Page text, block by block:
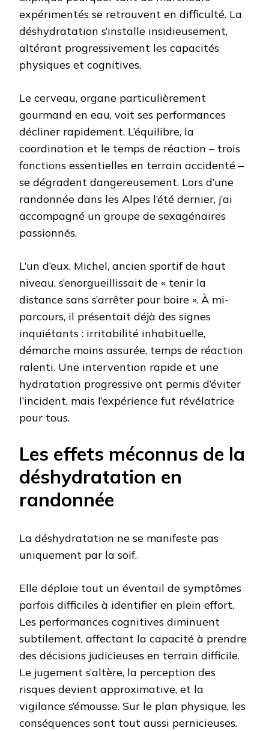
expérimentés se retrouvent en difficulté. La
déshydratation s’installe insidieusement,
altérant progressivement les capacités
physiques et cognitives.
Le cerveau, organe particulièrement
gourmand en eau, voit ses performances
décliner rapidement. L’équilibre, la
coordination et le temps de réaction – trois
fonctions essentielles en terrain accidenté –
se dégradent dangereusement. Lors d’une
randonnée dans les Alpes l’été dernier, j’ai
accompagné un groupe de sexagénaires
passionnés.
L’un d’eux, Michel, ancien sportif de haut
niveau, s’enorgueillissait de « tenir la
distance sans s’arrêter pour boire ». À mi-
parcours, il présentait déjà des signes
inquiétants : irritabilité inhabituelle,
démarche moins assurée, temps de réaction
ralenti. Une intervention rapide et une
hydratation progressive ont permis d’éviter
l’incident, mais l’expérience fut révélatrice
pour tous.
Les effets méconnus de la
déshydratation en
randonnée
La déshydratation ne se manifeste pas
uniquement par la soif.
Elle déploie tout un éventail de symptômes
parfois difficiles à identifier en plein effort.
Les performances cognitives diminuent
subtilement, affectant la capacité à prendre
des décisions judicieuses en terrain difficile.
Le jugement s’altère, la perception des
risques devient approximative, et la
vigilance s’émousse. Sur le plan physique, les
conséquences sont tout aussi pernicieuses.